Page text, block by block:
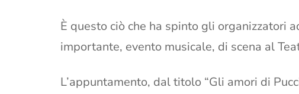
È questo ciò che ha spinto gli organizzatori
importante, evento musicale, di scena al
L’appuntamento, dal titolo “Gli amori di